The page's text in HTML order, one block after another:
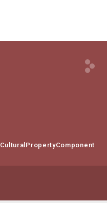
CulturalPropertyComponent